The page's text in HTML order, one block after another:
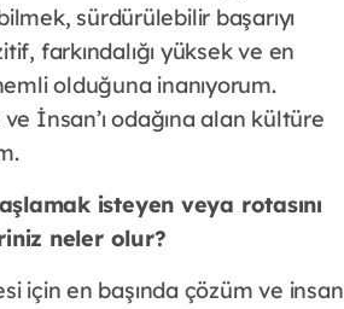
sürdürülebilir başarıyı
farkındalığı yüksek ve en
olduğuna inanıyorum.
İnsan’ı odağına alan kültüre
isteyen veya rotasını
neler olur?
için en başında çözüm ve insan